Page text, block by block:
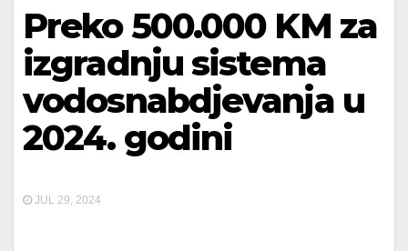
Preko 500.000 KM za
izgradnju sistema
vodosnabdjevanja u
2024. godini
JUL 29, 2024